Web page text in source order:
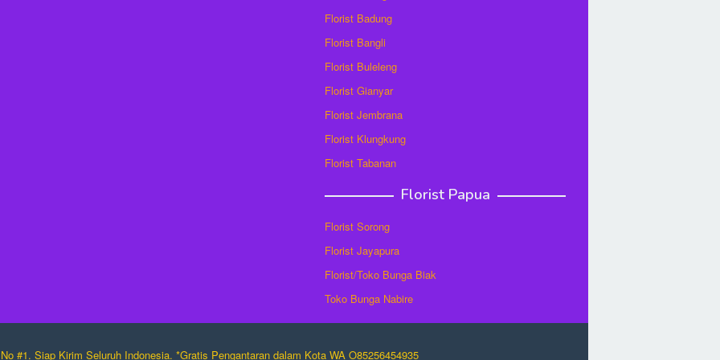
Florist Badung
Florist Bangli
Florist Buleleng
Florist Gianyar
Florist Jembrana
Florist Klungkung
Florist Tabanan
Florist Papua
Florist Sorong
Florist Jayapura
Florist/Toko Bunga Biak
Toko Bunga Nabire
#1. Siap Kirim Seluruh Indonesia. *Gratis Pengantaran dalam Kota WA O85256454935